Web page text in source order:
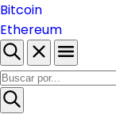
Bitcoin
Ethereum